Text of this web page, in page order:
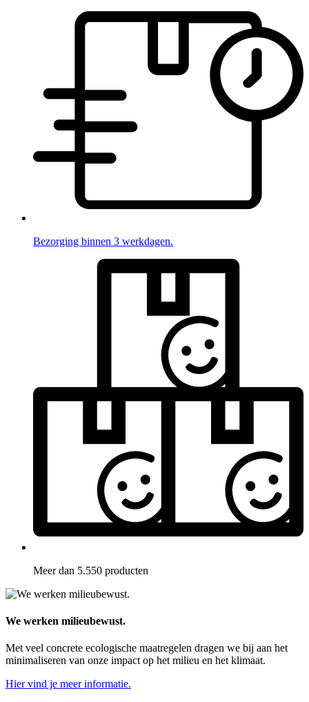
Bezorging binnen 3 werkdagen.
Meer dan 5.550 producten
We werken milieubewust.
Met veel concrete ecologische maatregelen dragen we bij aan het
minimaliseren van onze impact op het milieu en het klimaat.
Hier vind je meer informatie.